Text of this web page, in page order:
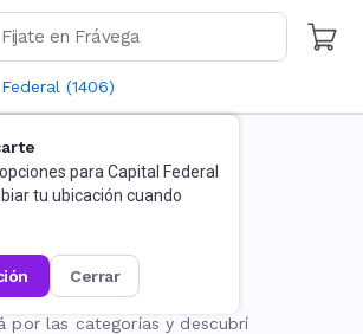
(1406)
para Capital Federal
tu ubicación cuando
cerrar
página no existe
por las categorías y descubrí